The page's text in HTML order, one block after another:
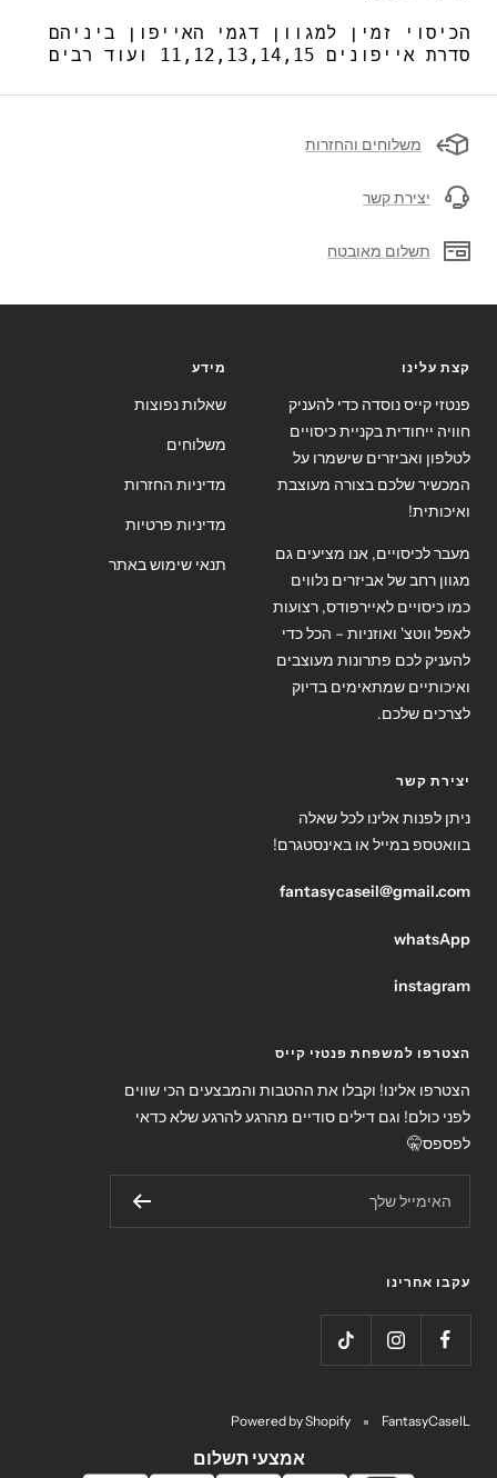
הכיסוי זמין למגוון דגמי האייפון ביניהם
סדרת אייפונים 11,12,13,14,15 ועוד רבים
משלוחים והחזרות
יצירת קשר
תשלום מאובטח
קצת עלינו
פנטזי קייס נוסדה כדי להעניק
חוויה ייחודית בקניית כיסויים
לטלפון ואביזרים שישמרו על
המכשיר שלכם בצורה מעוצבת
ואיכותית!
מעבר לכיסויים, אנו מציעים גם
מגוון רחב של אביזרים נלווים
כמו כיסויים לאיירפודס, רצועות
לאפל ווטצ' ואוזניות – הכל כדי
להעניק לכם פתרונות מעוצבים
ואיכותיים שמתאימים בדיוק
לצרכים שלכם.
מידע
שאלות נפוצות
משלוחים
מדיניות החזרות
מדיניות פרטיות
תנאי שימוש באתר
יצירת קשר
ניתן לפנות אלינו לכל שאלה
בוואטספ במייל או באינסטגרם!
fantasycaseil@gmail.com
whatsApp
instagram
הצטרפו למשפחת פנטזי קייס
הצטרפו אלינו! וקבלו את ההטבות והמבצעים הכי שווים
לפני כולם! וגם דילים סודיים מהרגע להרגע שלא כדאי
לפספס🤫
האימייל שלך
עקבו אחרינו
FantasyCaseIL
Powered by Shopify
אמצעי תשלום